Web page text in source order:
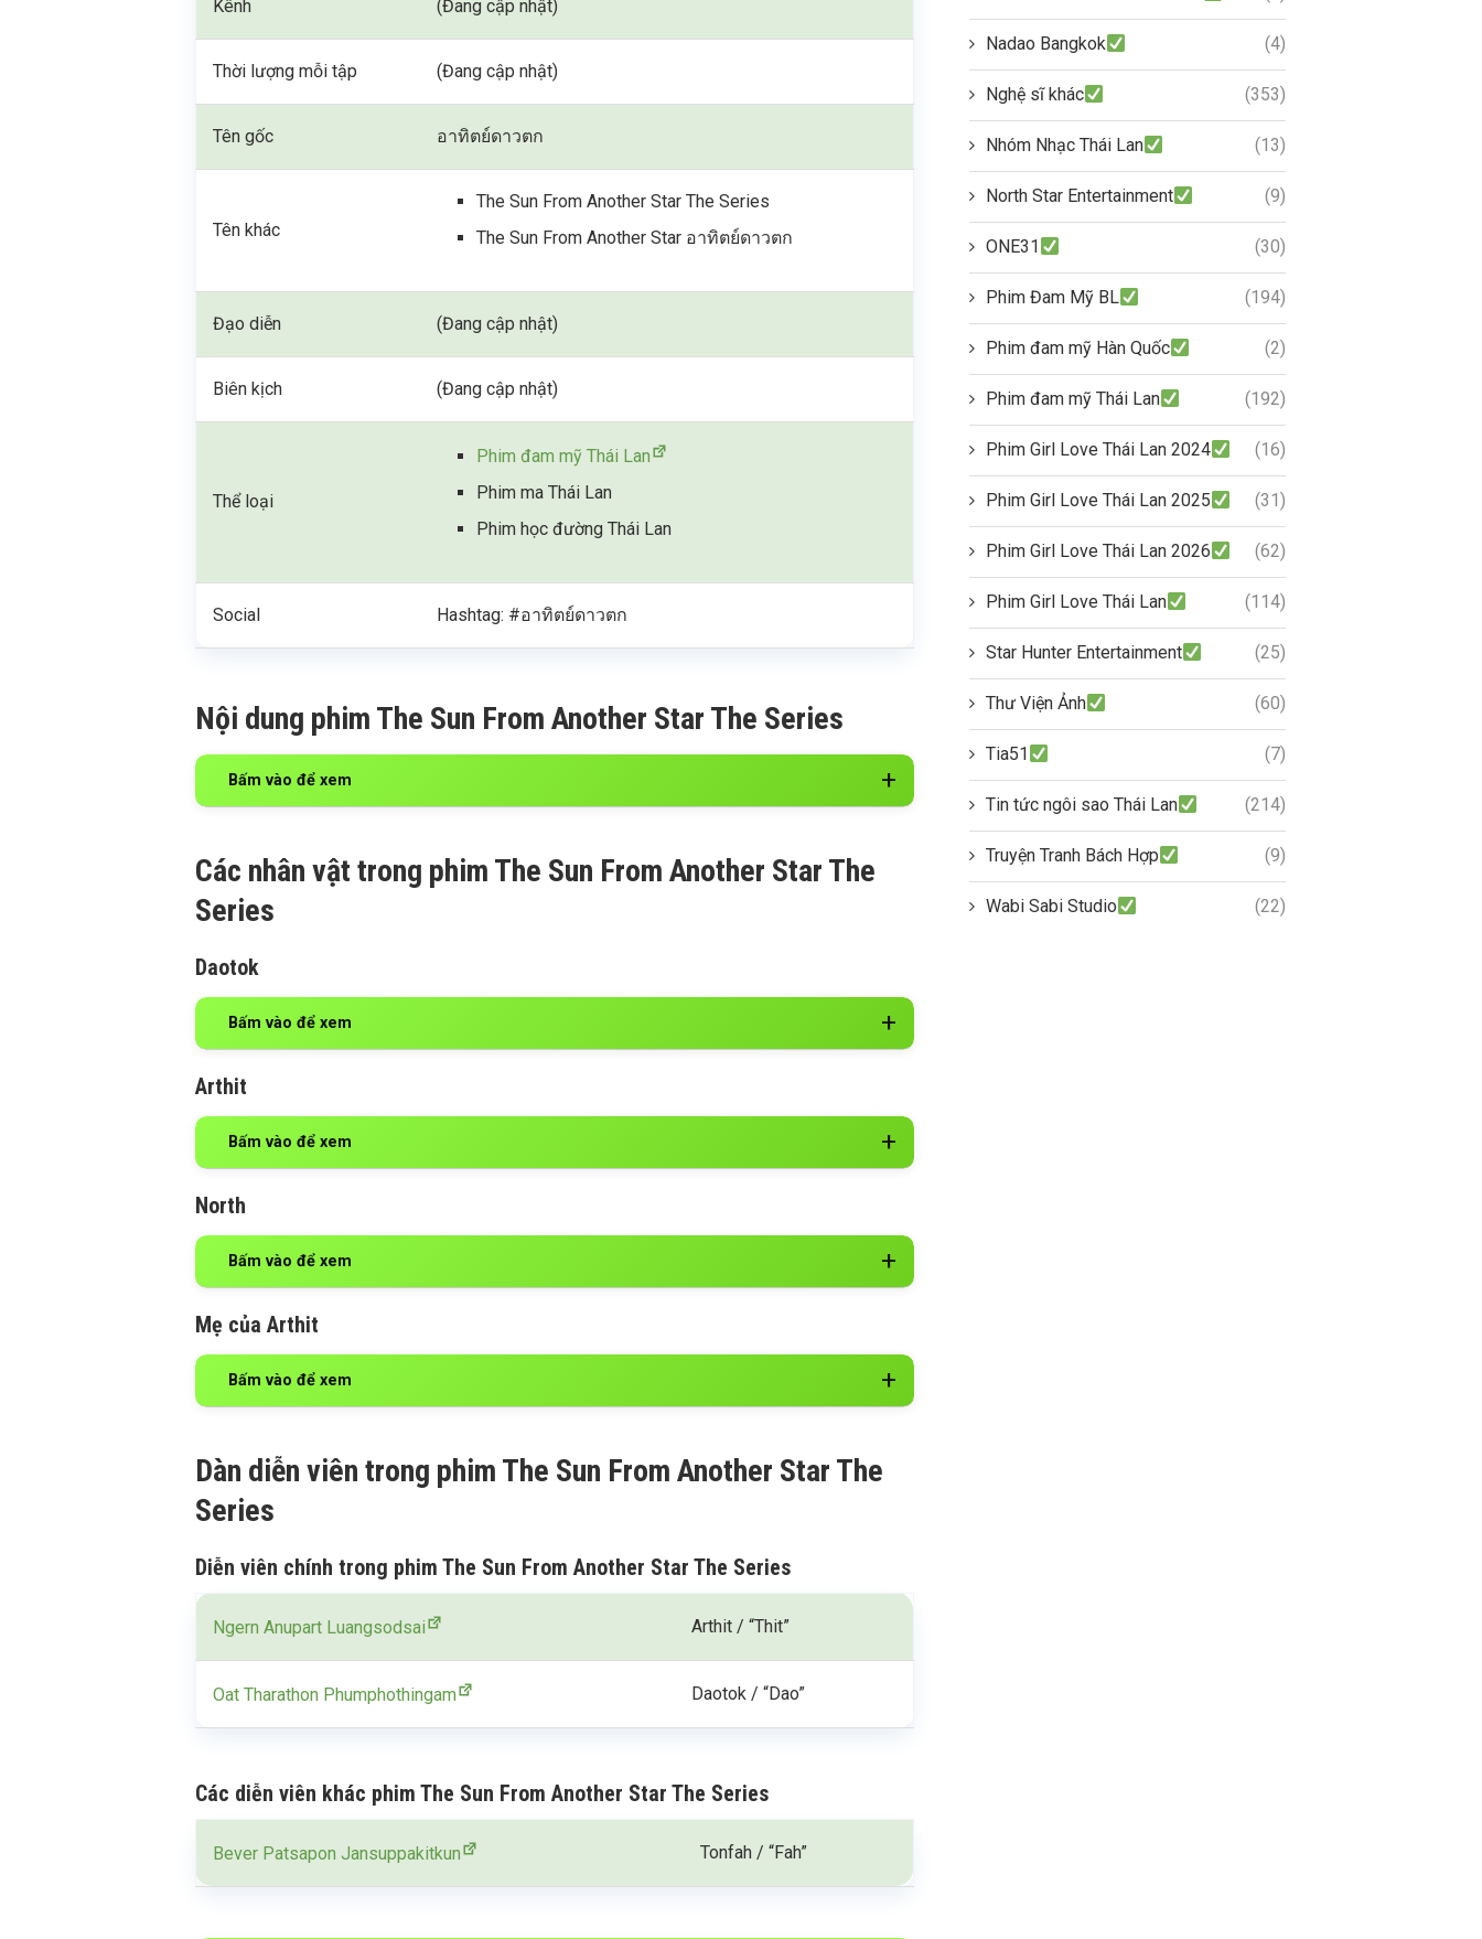
Kênh (Đang cập nhật)
Thời lượng mỗi tập (Đang cập nhật)
Tên gốc อาทิตย์ดาวตก
Tên khác
The Sun From Another Star The Series
The Sun From Another Star อาทิตย์ดาวตก
Đạo diễn (Đang cập nhật)
Biên kịch (Đang cập nhật)
Thể loại
Phim đam mỹ Thái Lan
Phim ma Thái Lan
Phim học đường Thái Lan
Social Hashtag: #อาทิตย์ดาวตก
Nội dung phim The Sun From Another Star The Series
Bấm vào để xem
Các nhân vật trong phim The Sun From Another Star The
Series
Daotok
Bấm vào để xem
Arthit
Bấm vào để xem
North
Bấm vào để xem
Mẹ của Arthit
Bấm vào để xem
Dàn diễn viên trong phim The Sun From Another Star The
Series
Diễn viên chính trong phim The Sun From Another Star The Series
Ngern Anupart Luangsodsai Arthit / “Thit”
Oat Tharathon Phumphothingam Daotok / “Dao”
Các diễn viên khác phim The Sun From Another Star The Series
Bever Patsapon Jansuppakitkun Tonfah / “Fah”
Nadao Bangkok (4)
Nghệ sĩ khác (353)
Nhóm Nhạc Thái Lan (13)
North Star Entertainment (9)
ONE31 (30)
Phim Đam Mỹ BL (194)
Phim đam mỹ Hàn Quốc (2)
Phim đam mỹ Thái Lan (192)
Phim Girl Love Thái Lan 2024 (16)
Phim Girl Love Thái Lan 2025 (31)
Phim Girl Love Thái Lan 2026 (62)
Phim Girl Love Thái Lan (114)
Star Hunter Entertainment (25)
Thư Viện Ảnh (60)
Tia51 (7)
Tin tức ngôi sao Thái Lan (214)
Truyện Tranh Bách Hợp (9)
Wabi Sabi Studio (22)